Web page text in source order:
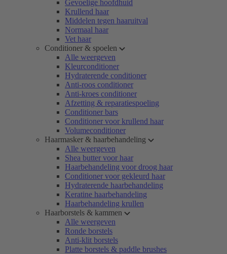
Gevoelige hoofdhuid
Krullend haar
Middelen tegen haaruitval
Normaal haar
Vet haar
Conditioner & spoelen
Alle weergeven
Kleurconditioner
Hydraterende conditioner
Anti-roos conditioner
Anti-kroes conditioner
Afzetting & reparatiespoeling
Conditioner bars
Conditioner voor krullend haar
Volumeconditioner
Haarmasker & haarbehandeling
Alle weergeven
Shea butter voor haar
Haarbehandeling voor droog haar
Conditioner voor gekleurd haar
Hydraterende haarbehandeling
Keratine haarbehandeling
Haarbehandeling krullen
Haarborstels & kammen
Alle weergeven
Ronde borstels
Anti-klit borstels
Platte borstels & paddle brushes